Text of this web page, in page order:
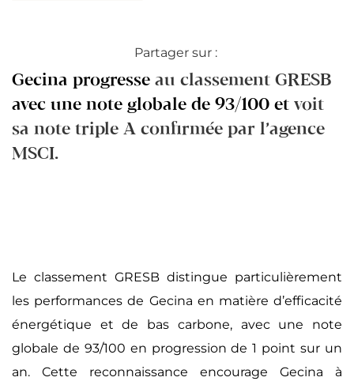
Partager sur :
Gecina progresse au classement GRESB
avec une note globale de 93/100 et voit
sa note triple A confirmée par l’agence
MSCI.
Le classement GRESB distingue particulièrement
les performances de Gecina en matière d’efficacité
énergétique et de bas carbone, avec une note
globale de 93/100 en progression de 1 point sur un
an. Cette reconnaissance encourage Gecina à